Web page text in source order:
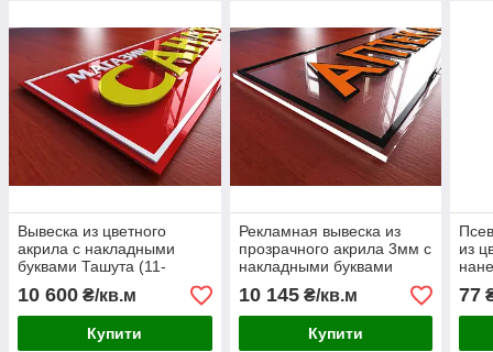
Вывеска из цветного
акрила с накладными
буквами Ташута (11-
21121)
10 600 ₴/кв.м
Купити
Рекламная вывеска из
прозрачного акрила 3мм с
накладными буквами
Ташута (11-21120-01)
10 145₴/кв.м
Купити
из
77